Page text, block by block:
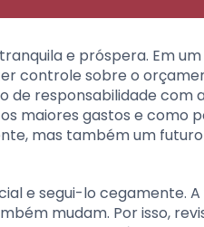
e próspera. Em
controle sobre o
de responsabilidade com
maiores gastos e como
mas também um
e segui-lo cegamente. A
mudam. Por isso,